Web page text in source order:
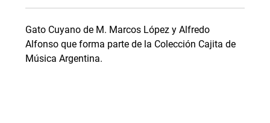
Gato Cuyano de M. Marcos López y Alfredo
Alfonso que forma parte de la Colección Cajita de
Música Argentina.